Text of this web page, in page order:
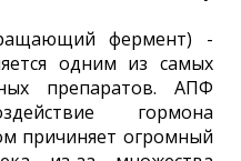
фермент) -
одним из самых
препаратов. АПФ
гормона
причиняет огромный